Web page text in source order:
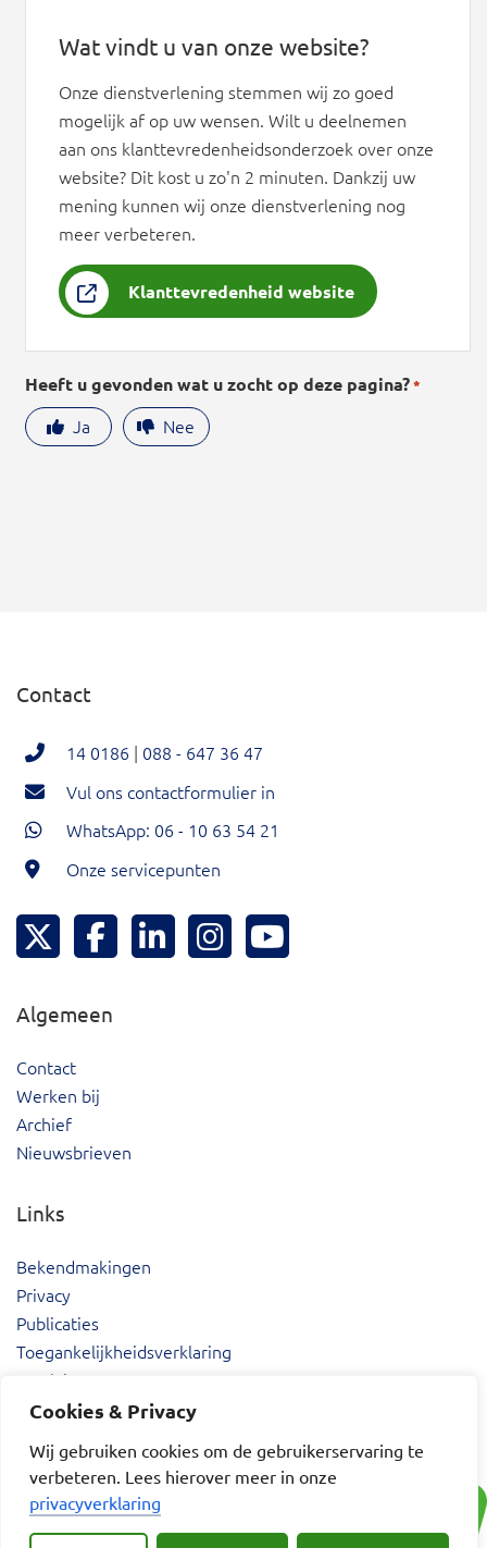
Cookies & Privacy
Wij gebruiken cookies om de gebruikerservaring te
verbeteren. Lees hierover meer in onze
privacyverklaring
Wat vindt u van onze website?
Onze dienstverlening stemmen wij zo goed
mogelijk af op uw wensen. Wilt u deelnemen
aan ons klanttevredenheidsonderzoek over onze
website? Dit kost u zo'n 2 minuten. Dankzij uw
mening kunnen wij onze dienstverlening nog
meer verbeteren.
Klanttevredenheid website
Heeft u gevonden wat u zocht op deze pagina?*
Ja Nee
Contact
14 0186 | 088 - 647 36 47
Vul ons contactformulier in
WhatsApp: 06 - 10 63 54 21
Onze servicepunten
Hoeksche Waard Twitter
Hoeksche Waard Facebook
Hoeksche Waard LinkedIn
Hoeksche Waard Instagram
Algemeen
Contact
Werken bij
Archief
Nieuwsbrieven
Links
Bekendmakingen
Privacy
Publicaties
Toegankelijkheidsverklaring
Proclaimer